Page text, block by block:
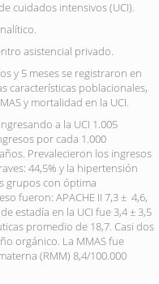
cuidados intensivos (UCI).
asistencial privado.
y 5 meses se registraron en
características poblacionales,
y mortalidad en la UCI.
a la UCI 1.005
por cada 1.000
Prevalecieron los ingresos
44,5% y la hipertensión
grupos con óptima
fueron: APACHE II 7,3 ± 4,6,
estadía en la UCI fue 3,4 ± 3,5
promedio de 18,7. Casi dos
orgánico. La MMAS fue
(RMM) 8,4/100.000